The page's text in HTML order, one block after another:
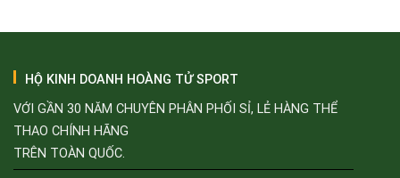
HỘ KINH DOANH HOÀNG TỬ SPORT
VỚI GẦN 30 NĂM CHUYÊN PHÂN PHỐI SỈ, LẺ HÀNG THỂ
THAO CHÍNH HÃNG
TRÊN TOÀN QUỐC.